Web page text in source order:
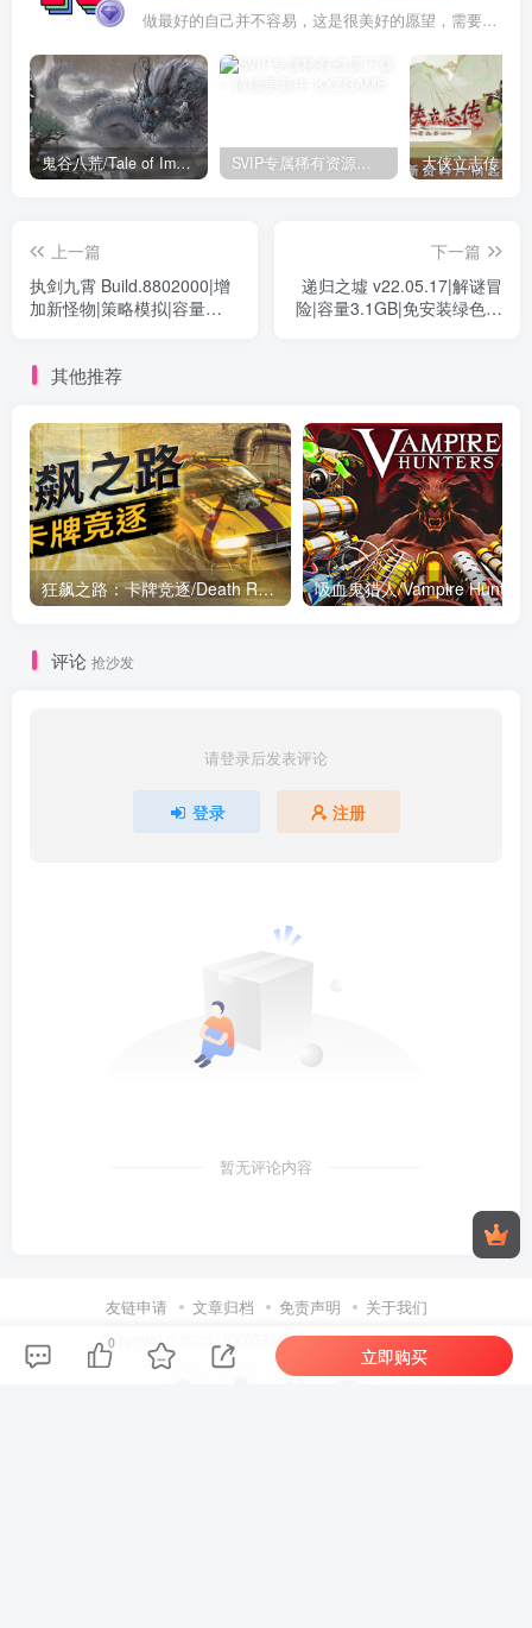
做最好的自己并不容易，这是很美好的愿望，需要耐心、坚持和毅力
鬼谷八荒/Tale of Immortal v1.2.105.259|角色扮演|容量27.4GB|免安装绿色中文版 SVIP专属稀有资源下载 – 持续更新中
上一篇
执剑九霄 Build.8802000|增
加新怪物|策略模拟|容量
下一篇
递归之墟 v22.05.17|解谜冒
险|容量3.1GB|免安装绿色中
其他推荐
狂飙之路：卡牌竞逐/Death Roads: Tournament v1.0.9.127|策略战棋|容量1.3GB|免安装绿色中文版
评论 抢沙发
请登录后发表评论
登录 注册
暂无评论内容
友链申请 文章归档 免责声明 关于我们
Copyright © 2023 · KXZGAME· 由Zibll主题强力驱动.
0
立即购买